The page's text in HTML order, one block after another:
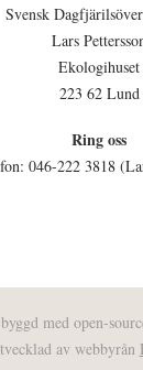
Svensk
Lars
Ekologihuset
223 62 Lund
Ring oss
046-222 3818
med open-
av webbyrån